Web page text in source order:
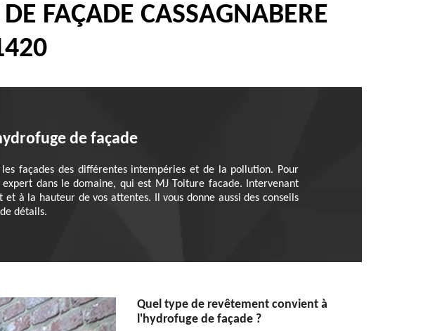
FAÇADE CASSAGNABERE
de façade
façades des différentes intempéries et de la pollution. Pour
dans le domaine, qui est MJ Toiture facade. Intervenant
à la hauteur de vos attentes. Il vous donne aussi des conseils
détails.
Quel type de revêtement convient à
l'hydrofuge de façade ?